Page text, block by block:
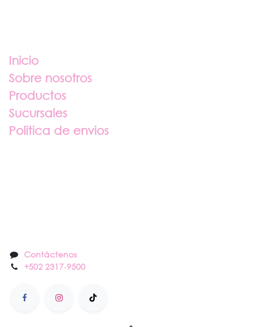
Inicio
Sobre nosotros
Productos
Sucursales
Politica de envios
Contáctenos
+502 2317-9500